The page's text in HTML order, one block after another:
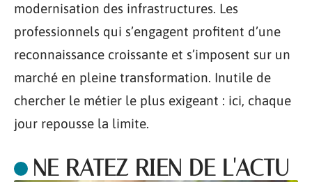
modernisation des infrastructures. Les
professionnels qui s’engagent profitent d’une
reconnaissance croissante et s’imposent sur un
marché en pleine transformation. Inutile de
chercher le métier le plus exigeant : ici, chaque
jour repousse la limite.
NE RATEZ RIEN DE L'ACTU